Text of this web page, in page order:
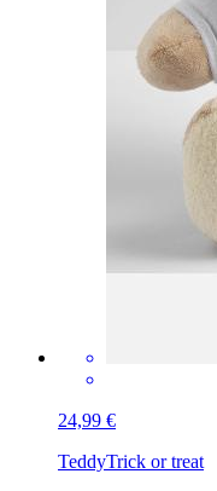
24,99 €
TeddyTrick or treat